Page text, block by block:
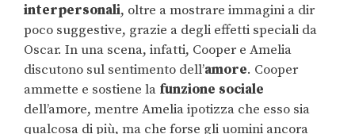
interpersonali, oltre a mostrare immagini a dir
poco suggestive, grazie a degli effetti speciali da
Oscar. In una scena, infatti, Cooper e Amelia
discutono sul sentimento dell’amore. Cooper
ammette e sostiene la funzione sociale
dell’amore, mentre Amelia ipotizza che esso sia
qualcosa di più, ma che forse gli uomini ancora